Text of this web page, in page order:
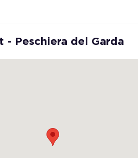
- Peschiera del Garda